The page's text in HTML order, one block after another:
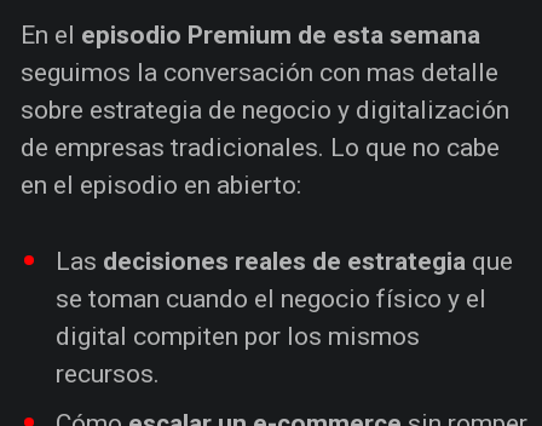
En el episodio Premium de esta semana
seguimos la conversación con mas detalle
sobre estrategia de negocio y digitalización
de empresas tradicionales. Lo que no cabe
en el episodio en abierto:
Las decisiones reales de estrategia que
se toman cuando el negocio físico y el
digital compiten por los mismos
recursos.